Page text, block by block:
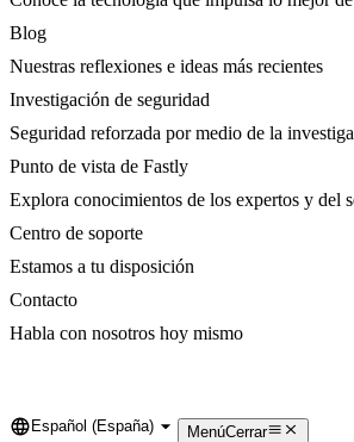
Blog
Nuestras reflexiones e ideas más recientes
Investigación de seguridad
Seguridad reforzada por medio de la
Punto de vista de Fastly
Explora conocimientos de los expertos y del
Centro de soporte
Estamos a tu disposición
Contacto
Habla con nosotros hoy mismo
Language
Español (España) MenúCerrar